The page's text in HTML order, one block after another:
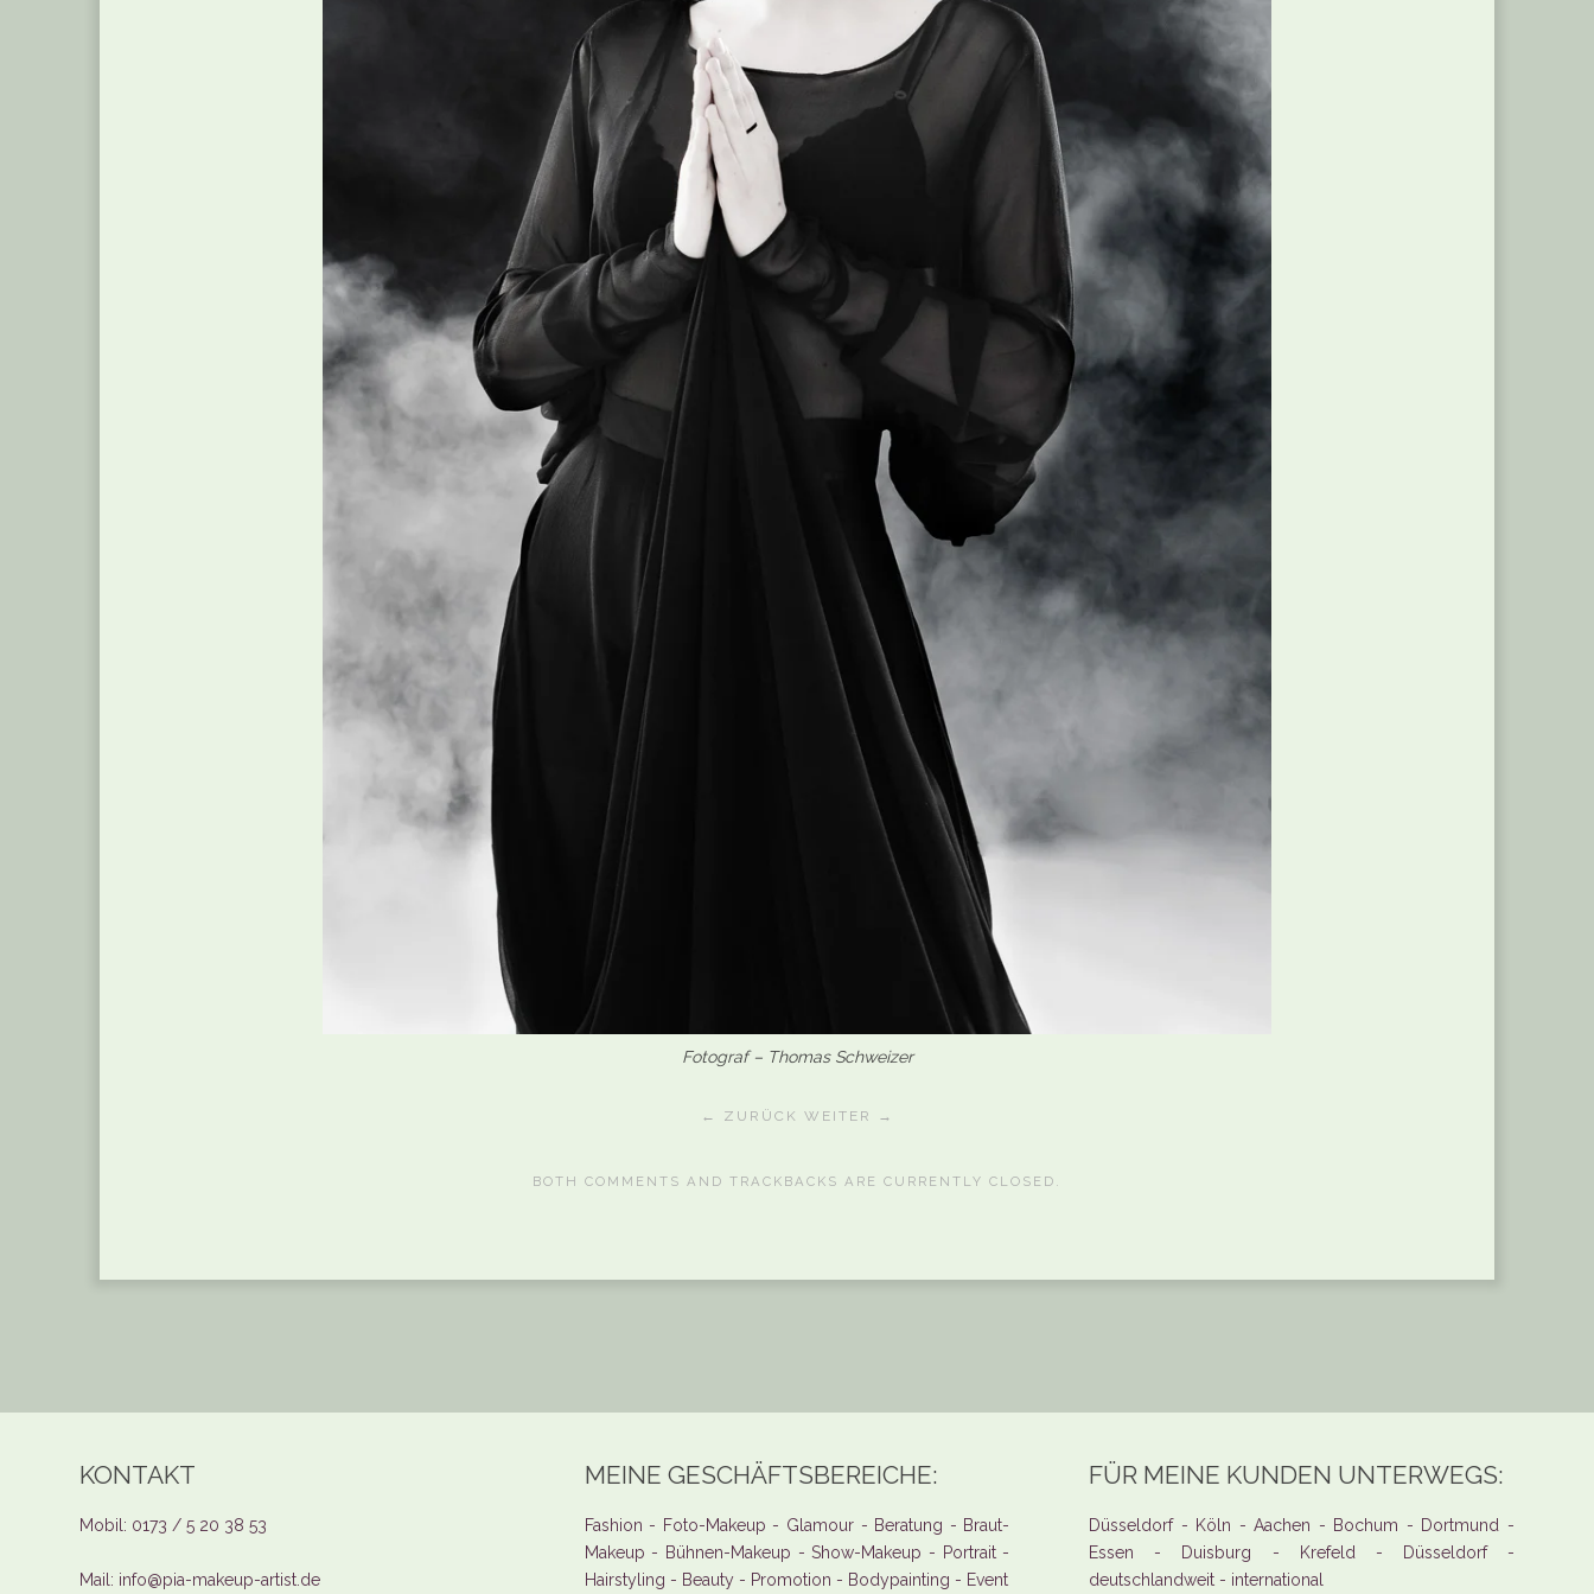
Fotograf – Thomas Schweizer
← ZURÜCK WEITER →
BOTH COMMENTS AND TRACKBACKS ARE CURRENTLY CLOSED.
KONTAKT
Mobil: 0173 / 5 20 38 53
Mail: info@pia-makeup-artist.de
MEINE GESCHÄFTSBEREICHE:
Fashion - Foto-Makeup - Glamour - Beratung - Braut-
Makeup - Bühnen-Makeup - Show-Makeup - Portrait -
Hairstyling - Beauty - Promotion - Bodypainting - Event
FÜR MEINE KUNDEN UNTERWEGS:
Düsseldorf - Köln - Aachen - Bochum - Dortmund -
Essen - Duisburg - Krefeld - Düsseldorf -
deutschlandweit - international